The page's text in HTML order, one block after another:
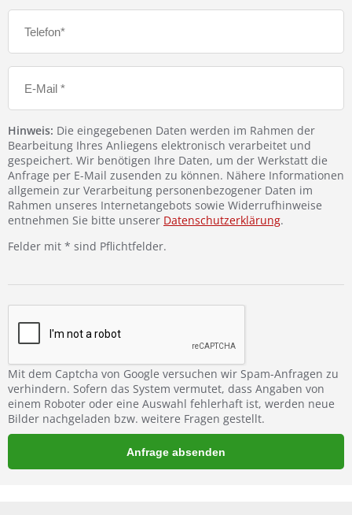
Hinweis: Die eingegebenen Daten werden im Rahmen der
Bearbeitung Ihres Anliegens elektronisch verarbeitet und
gespeichert. Wir benötigen Ihre Daten, um der Werkstatt die
Anfrage per E-Mail zusenden zu können. Nähere Informationen
allgemein zur Verarbeitung personenbezogener Daten im
Rahmen unseres Internetangebots sowie Widerrufhinweise
entnehmen Sie bitte unserer Datenschutzerklärung.
Felder mit * sind Pflichtfelder.
Mit dem Captcha von Google versuchen wir Spam-Anfragen zu
verhindern. Sofern das System vermutet, dass Angaben von
einem Roboter oder eine Auswahl fehlerhaft ist, werden neue
Bilder nachgeladen bzw. weitere Fragen gestellt.